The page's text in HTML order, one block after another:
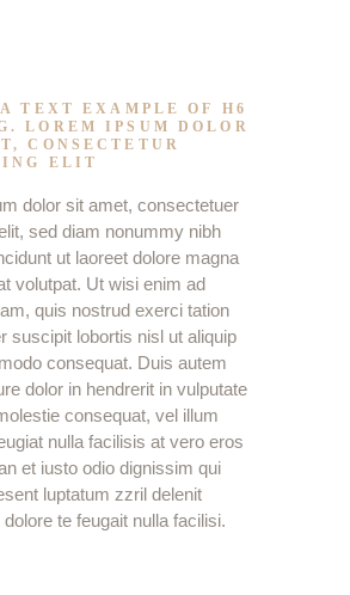
TEXT EXAMPLE OF H6
LOREM IPSUM DOLOR
CONSECTETUR
ELIT
dolor sit amet, consectetuer
sed diam nonummy nibh
ut laoreet dolore magna
volutpat. Ut wisi enim ad
quis nostrud exerci tation
suscipit lobortis nisl ut aliquip
consequat. Duis autem
dolor in hendrerit in vulputate
consequat, vel illum
nulla facilisis at vero eros
et iusto odio dignissim qui
luptatum zzril delenit
te feugait nulla facilisi.